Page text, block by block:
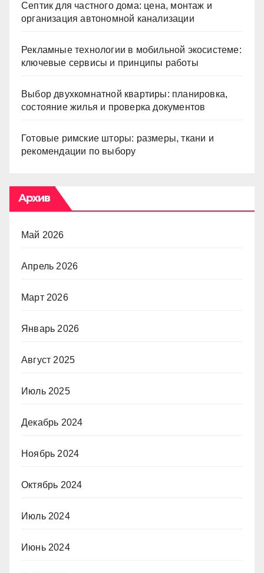
Септик для частного дома: цена, монтаж и
организация автономной канализации
Рекламные технологии в мобильной экосистеме:
ключевые сервисы и принципы работы
Выбор двухкомнатной квартиры: планировка,
состояние жилья и проверка документов
Готовые римские шторы: размеры, ткани и
рекомендации по выбору
Архив
Май 2026
Апрель 2026
Март 2026
Январь 2026
Август 2025
Июль 2025
Декабрь 2024
Ноябрь 2024
Октябрь 2024
Июль 2024
Июнь 2024